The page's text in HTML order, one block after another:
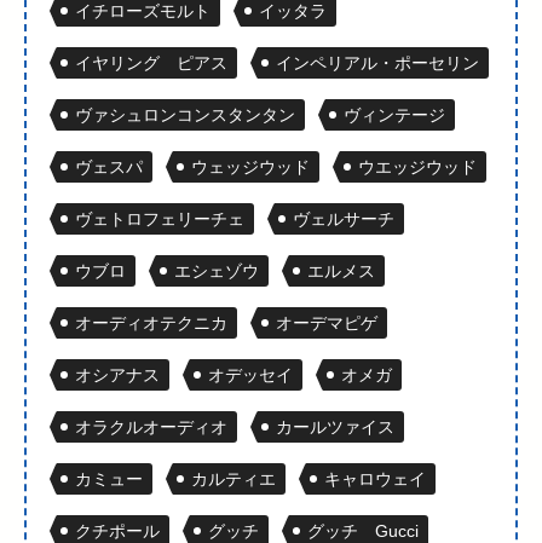
イチローズモルト イッタラ
イヤリング ピアス インペリアル・ポーセリン
ヴァシュロンコンスタンタン ヴィンテージ
ヴェスパ ウェッジウッド ウエッジウッド
ヴェトロフェリーチェ ヴェルサーチ
ウブロ エシェゾウ エルメス
オーディオテクニカ オーデマピゲ
オシアナス オデッセイ オメガ
オラクルオーディオ カールツァイス
カミュー カルティエ キャロウェイ
クチポール グッチ グッチ Gucci